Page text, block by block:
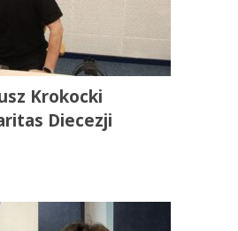
Krokocki
Diecezji